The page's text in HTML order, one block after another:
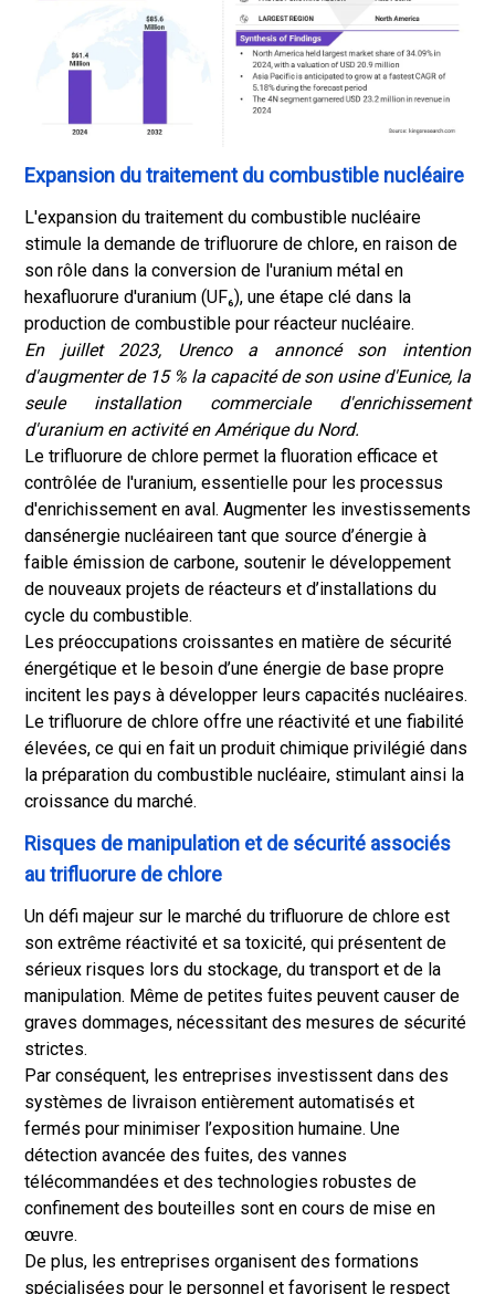
Expansion du traitement du combustible nucléaire
L'expansion du traitement du combustible nucléaire
stimule la demande de trifluorure de chlore, en raison de
son rôle dans la conversion de l'uranium métal en
hexafluorure d'uranium (UF₆), une étape clé dans la
production de combustible pour réacteur nucléaire.
En juillet 2023, Urenco a annoncé son intention
d'augmenter de 15 % la capacité de son usine d'Eunice, la
seule installation commerciale d'enrichissement
d'uranium en activité en Amérique du Nord.
Le trifluorure de chlore permet la fluoration efficace et
contrôlée de l'uranium, essentielle pour les processus
d'enrichissement en aval. Augmenter les investissements
dansénergie nucléaireen tant que source d’énergie à
faible émission de carbone, soutenir le développement
de nouveaux projets de réacteurs et d’installations du
cycle du combustible.
Les préoccupations croissantes en matière de sécurité
énergétique et le besoin d’une énergie de base propre
incitent les pays à développer leurs capacités nucléaires.
Le trifluorure de chlore offre une réactivité et une fiabilité
élevées, ce qui en fait un produit chimique privilégié dans
la préparation du combustible nucléaire, stimulant ainsi la
croissance du marché.
Risques de manipulation et de sécurité associés
au trifluorure de chlore
Un défi majeur sur le marché du trifluorure de chlore est
son extrême réactivité et sa toxicité, qui présentent de
sérieux risques lors du stockage, du transport et de la
manipulation. Même de petites fuites peuvent causer de
graves dommages, nécessitant des mesures de sécurité
strictes.
Par conséquent, les entreprises investissent dans des
systèmes de livraison entièrement automatisés et
fermés pour minimiser l’exposition humaine. Une
détection avancée des fuites, des vannes
télécommandées et des technologies robustes de
confinement des bouteilles sont en cours de mise en
œuvre.
De plus, les entreprises organisent des formations
spécialisées pour le personnel et favorisent le respect